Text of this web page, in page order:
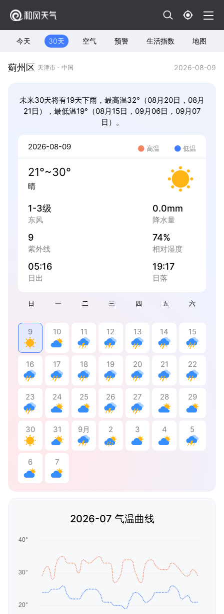
今天 30天 空气 预警 生活指数 地图
蓟州区 天津市 - 中国 2026-08-09
未来30天将有19天下雨，最高温32°（08月20日，08月
21日），最低温19°（08月15日，09月06日，09月07
日）。
日 一 二 三 四 五 六
9 10 11 12 13 14 15
16 17 18 19 20 21 22
23 24 25 26 27 28 29
30 31 9月 2 3 4 5
6 7
2026-08-09 高温 低温
21°~30°
晴
1-3级
东风
0.0mm
降水量
9
紫外线
74%
相对湿度
05:16
日出
19:17
日落
2026-07 气温曲线